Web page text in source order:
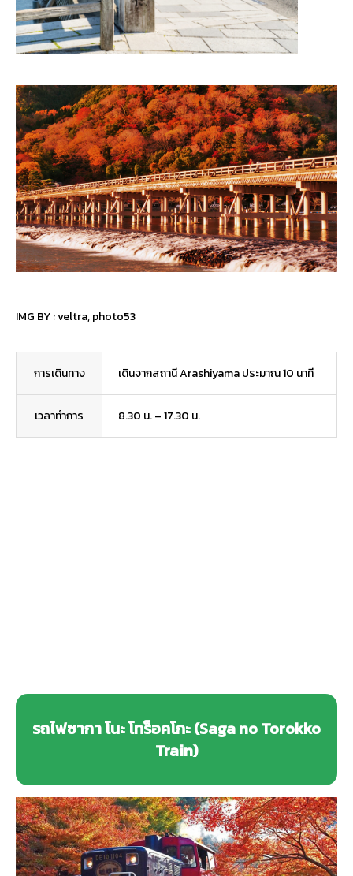
IMG BY :veltra,photo53
การเดินทาง เดินจากสถานี Arashiyama ประมาณ 10 นาที
เวลาทำการ 8.30 น. – 17.30 น.
รถไฟซากา โนะ โทร็อคโกะ (Saga no Torokko
Train)